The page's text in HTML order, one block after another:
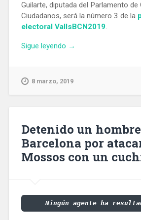
Guilarte, diputada del Parlamento de
Ciudadanos, será la número 3 de la
electoral VallsBCN2019.
Sigue leyendo «Mari
diputada
Parlament,
será
la
Manuel
Valls»
→
8 marzo, 2019
Detenido un
Barcelona por
Mossos con un
Ningún agente ha